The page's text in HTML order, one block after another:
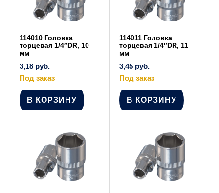
114010 Головка
торцевая 1/4″DR, 10
мм
3,18 руб.
Под заказ
В КОРЗИНУ
114011 Головка
торцевая 1/4″DR, 11
мм
3,45 руб.
Под заказ
В КОРЗИНУ